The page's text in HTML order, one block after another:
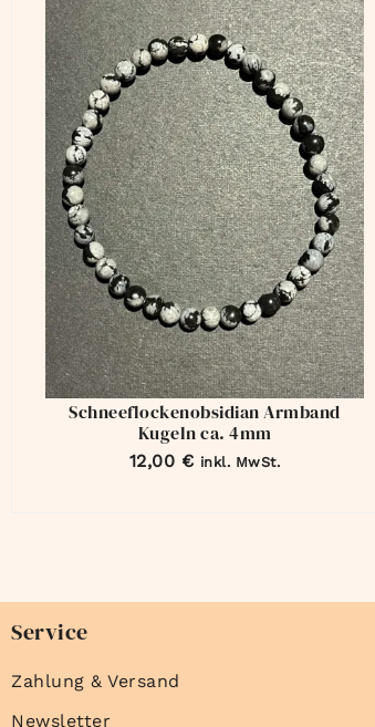
Schneeflockenobsidian Armband
Kugeln ca. 4mm
12,00 € inkl. MwSt.
Service
Zahlung & Versand
Newsletter